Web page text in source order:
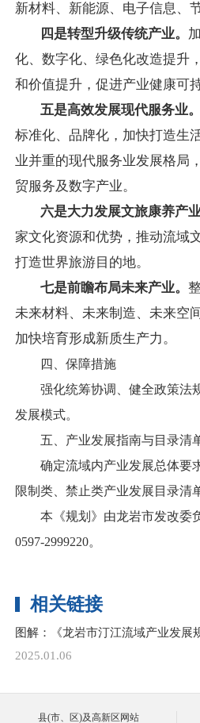
新材料、新能源、电子信息、
四是转型升级传统产业。
化、数字化、绿色化改造提升
和价值提升，促进产业健康可
五是高效发展现代服务业。
标准化、品牌化，加快打造生
业并重的现代服务业发展格局
贸服务及数字产业。
六是大力发展文旅康养产业
家文化资源和优势，推动流域
打造世界旅游目的地。
七是前瞻布局未来产业。
未来材料、未来制造、未来空
加快培育形成新质生产力。
四、保障措施
强化统筹协调、健全政策法
发展模式。
五、产业发展指南与目录清
确定流域内产业发展总体要求
限制类、禁止类产业发展目录清
本《规划》由龙岩市发改委负
0597-2999220。
相关链接
2025.01.06
图解：《龙岩市汀江流域产业发展
县(市、区)及高新区网站